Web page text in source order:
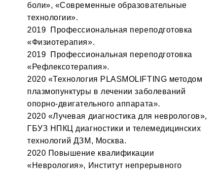
боли», «Современные образовательные
технологии».
2019 Профессиональная переподготовка
«Физиотерапия».
2019 Профессиональная переподготовка
«Рефлексотерапия».
2020 «Технология PLASMOLIFTING методом
плазмопунктуры в лечении заболеваний
опорно-двигательного аппарата».
2020 «Лучевая диагностика для неврологов»,
ГБУЗ НПКЦ диагностики и телемедицинских
технологий ДЗМ, Москва.
2020 Повышение квалификации
«Неврология», Институт непрерывного